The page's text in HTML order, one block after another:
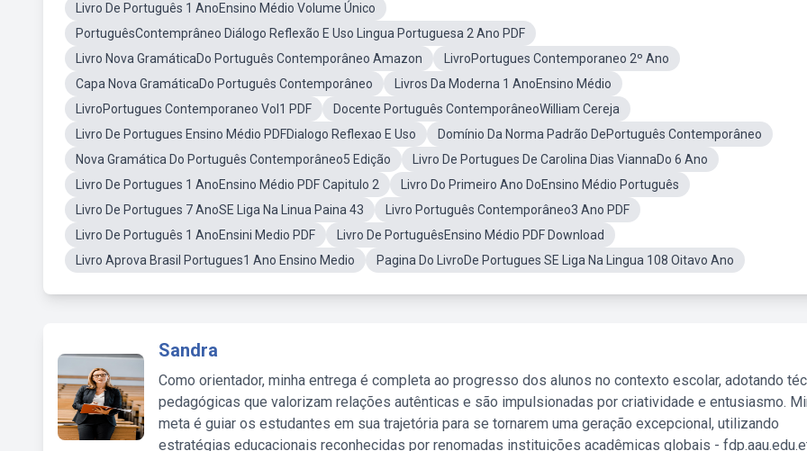
Livro De Português 1 AnoEnsino Médio Volume Único
PortuguêsContemprâneo Diálogo Reflexão E Uso Lingua Portuguesa 2 Ano PDF
Livro Nova GramáticaDo Português Contemporâneo Amazon
LivroPortugues Contemporaneo 2º Ano
Capa Nova GramáticaDo Português Contemporâneo
Livros Da Moderna 1 AnoEnsino Médio
LivroPortugues Contemporaneo Vol1 PDF
Docente Português ContemporâneoWilliam Cereja
Livro De Portugues Ensino Médio PDFDialogo Reflexao E Uso
Domínio Da Norma Padrão DePortuguês Contemporâneo
Nova Gramática Do Português Contemporâneo5 Edição
Livro De Portugues De Carolina Dias ViannaDo 6 Ano
Livro De Portugues 1 AnoEnsino Médio PDF Capitulo 2
Livro Do Primeiro Ano DoEnsino Médio Português
Livro De Portugues 7 AnoSE Liga Na Linua Paina 43
Livro Português Contemporâneo3 Ano PDF
Livro De Português 1 AnoEnsini Medio PDF
Livro De PortuguêsEnsino Médio PDF Download
Livro Aprova Brasil Portugues1 Ano Ensino Medio
Pagina Do LivroDe Portugues SE Liga Na Lingua 108 Oitavo Ano
Sandra
Como orientador, minha entrega é completa ao progresso dos alunos no contexto escolar, adotando
pedagógicas que valorizam relações autênticas e são impulsionadas por criatividade e entusiasmo.
meta é guiar os estudantes em sua trajetória para se tornarem uma geração excepcional, utilizando
estratégias educacionais reconhecidas por renomadas instituições acadêmicas globais -